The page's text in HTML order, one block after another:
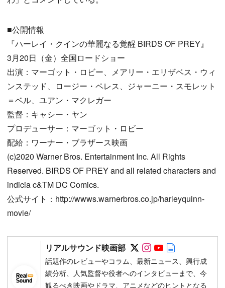
■公開情報
『ハーレイ・クインの華麗なる覚醒 BIRDS OF PREY』
3月20日（金）全国ロードショー
出演：マーゴット・ロビー、メアリー・エリザベス・ウィ
ンステッド、ロージー・ペレス、ジャーニー・スモレット
＝ベル、ユアン・マクレガー
監督：キャシー・ヤン
プロデューサー：マーゴット・ロビー
配給：ワーナー・ブラザース映画
(c)2020 Warner Bros. Entertainment Inc. All Rights
Reserved. BIRDS OF PREY and all related characters and
indicia c&TM DC Comics.
公式サイト：http://wwws.warnerbros.co.jp/harleyquinn-
movie/
リアルサウンド映画部 Follow on SNS
Follow on SNS
Follow on
話題作のレビューやコラム、最新ニュース、興行成
績分析、人気監督や役者へのインタビューまで、今
観るべき映画やドラマ、アニメなどのヒントとなる